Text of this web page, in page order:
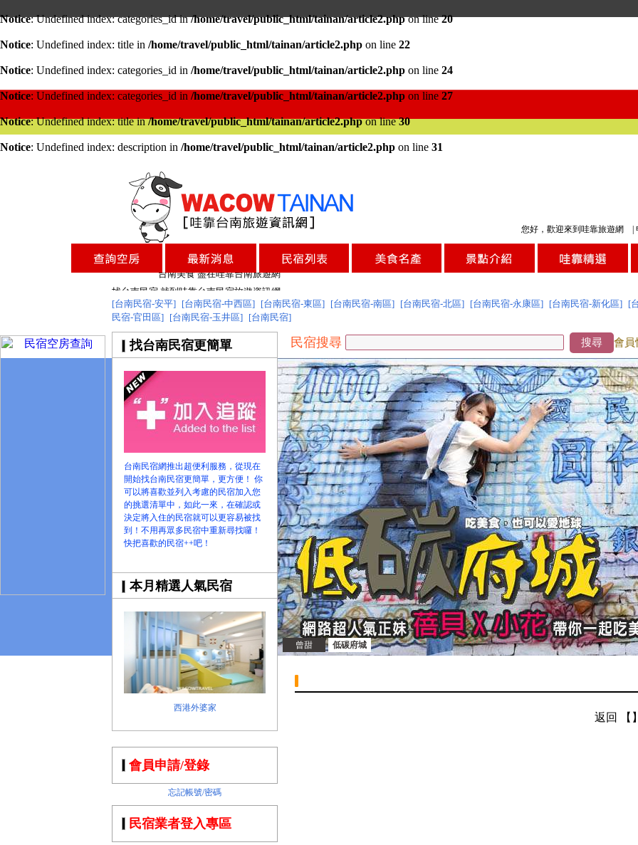
Notice: Undefined index: categories_id in/home/travel/public_html/tainan/article2.phpon line20
Notice: Undefined index: title in /home/travel/public_html/tainan/article2.php on line 22
Notice: Undefined index: categories_id in /home/travel/public_html/tainan/article2.php on line 24
Notice: Undefined index: categories_id in /home/travel/public_html/tainan/article2.php on line 27
Notice: Undefined index: title in/home/travel/public_html/tainan/article2.phpon line30
Notice: Undefined index: description in /home/travel/public_html/tainan/article2.php on line 31
您好，歡迎來到哇靠旅遊網 |
台南民宿
台南美食 盡在哇靠台南旅遊網
找台南民宿 就到哇靠台南民宿旅遊資訊網
台南旅遊網全新登場!
台南民宿
台南美食 盡在哇靠台南旅遊網
找台南民宿 就到哇靠台南民宿旅遊資訊網
台南旅遊網全新登場!
[台南民宿-安平] [台南民宿-中西區] [台南民宿-東區] [台南民宿-南區] [台南民宿-北區] [台南民宿-永康區] [台南民宿-新化區] [
民宿-官田區] [台南民宿-玉井區] [台南民宿]
找台南民宿更簡單
台南民宿網推出超便利服務，從現在
開始找台南民宿更簡單，更方便！ 你
可以將喜歡並列入考慮的民宿加入您
的挑選清單中，如此一來，在確認或
決定將入住的民宿就可以更容易被找
到！不用再眾多民宿中重新尋找囉！
快把喜歡的民宿++吧！
本月精選人氣民宿
西港外婆家
曾甜 低碳府城
民宿搜尋 搜尋 會員
會員申請/登錄
忘記帳號/密碼
民宿業者登入專區
返回 【